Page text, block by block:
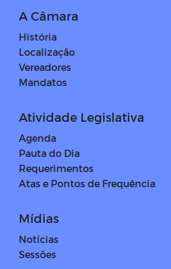
A Câmara
História
Localização
Vereadores
Mandatos
Atividade Legislativa
Agenda
Pauta do Dia
Requerimentos
Atas e Pontos de Frequência
Mídias
Notícias
Sessões